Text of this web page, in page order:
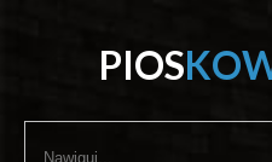
PIOSKO
start